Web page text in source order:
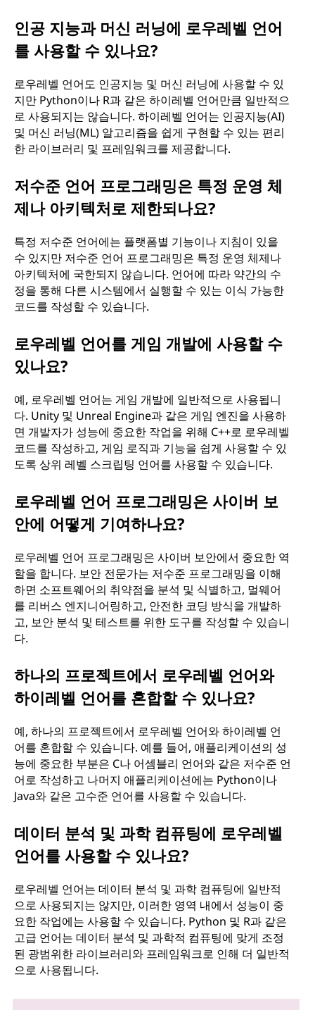
인공 지능과 머신 러닝에 로우레벨 언어
를 사용할 수 있나요?
로우레벨 언어도 인공지능 및 머신 러닝에 사용할 수 있
지만 Python이나 R과 같은 하이레벨 언어만큼 일반적으
로 사용되지는 않습니다. 하이레벨 언어는 인공지능(AI)
및 머신 러닝(ML) 알고리즘을 쉽게 구현할 수 있는 편리
한 라이브러리 및 프레임워크를 제공합니다.
저수준 언어 프로그래밍은 특정 운영 체
제나 아키텍처로 제한되나요?
특정 저수준 언어에는 플랫폼별 기능이나 지침이 있을
수 있지만 저수준 언어 프로그래밍은 특정 운영 체제나
아키텍처에 국한되지 않습니다. 언어에 따라 약간의 수
정을 통해 다른 시스템에서 실행할 수 있는 이식 가능한
코드를 작성할 수 있습니다.
로우레벨 언어를 게임 개발에 사용할 수
있나요?
예, 로우레벨 언어는 게임 개발에 일반적으로 사용됩니
다. Unity 및 Unreal Engine과 같은 게임 엔진을 사용하
면 개발자가 성능에 중요한 작업을 위해 C++로 로우레벨
코드를 작성하고, 게임 로직과 기능을 쉽게 사용할 수 있
도록 상위 레벨 스크립팅 언어를 사용할 수 있습니다.
로우레벨 언어 프로그래밍은 사이버 보
안에 어떻게 기여하나요?
로우레벨 언어 프로그래밍은 사이버 보안에서 중요한 역
할을 합니다. 보안 전문가는 저수준 프로그래밍을 이해
하면 소프트웨어의 취약점을 분석 및 식별하고, 멀웨어
를 리버스 엔지니어링하고, 안전한 코딩 방식을 개발하
고, 보안 분석 및 테스트를 위한 도구를 작성할 수 있습니
다.
하나의 프로젝트에서 로우레벨 언어와
하이레벨 언어를 혼합할 수 있나요?
예, 하나의 프로젝트에서 로우레벨 언어와 하이레벨 언
어를 혼합할 수 있습니다. 예를 들어, 애플리케이션의 성
능에 중요한 부분은 C나 어셈블리 언어와 같은 저수준 언
어로 작성하고 나머지 애플리케이션에는 Python이나
Java와 같은 고수준 언어를 사용할 수 있습니다.
데이터 분석 및 과학 컴퓨팅에 로우레벨
언어를 사용할 수 있나요?
로우레벨 언어는 데이터 분석 및 과학 컴퓨팅에 일반적
으로 사용되지는 않지만, 이러한 영역 내에서 성능이 중
요한 작업에는 사용할 수 있습니다. Python 및 R과 같은
고급 언어는 데이터 분석 및 과학적 컴퓨팅에 맞게 조정
된 광범위한 라이브러리와 프레임워크로 인해 더 일반적
으로 사용됩니다.